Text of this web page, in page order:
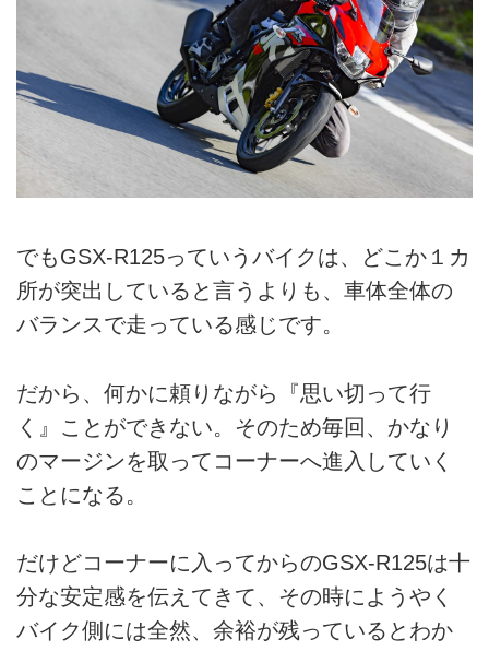
でもGSX-R125っていうバイクは、どこか１カ
所が突出していると言うよりも、車体全体の
バランスで走っている感じです。
だから、何かに頼りながら『思い切って行
く』ことができない。そのため毎回、かなり
のマージンを取ってコーナーへ進入していく
ことになる。
だけどコーナーに入ってからのGSX-R125は十
分な安定感を伝えてきて、その時にようやく
バイク側には全然、余裕が残っているとわか